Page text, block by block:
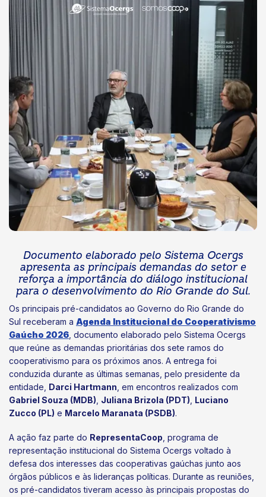
Documento elaborado pelo Sistema Ocergs
apresenta as principais demandas do setor e
reforça a importância do diálogo institucional
para o desenvolvimento do Rio Grande do Sul.
Os principais pré-candidatos ao Governo do Rio Grande do
Sul receberam a Agenda Institucional do Cooperativismo
Gaúcho 2026 , documento elaborado pelo Sistema Ocergs
que reúne as demandas prioritárias dos sete ramos do
cooperativismo para os próximos anos. A entrega foi
conduzida durante as últimas semanas, pelo presidente da
entidade, Darci Hartmann , em encontros realizados com
Gabriel Souza (MDB) Juliana Brizola (PDT) Luciano
Zucco (PL) e Marcelo Maranata (PSDB).
A ação faz parte do RepresentaCoop , programa de
representação institucional do Sistema Ocergs voltado à
defesa dos interesses das cooperativas gaúchas junto aos
órgãos públicos e às lideranças políticas. Durante as reuniões,
os pré-candidatos tiveram acesso às principais propostas do